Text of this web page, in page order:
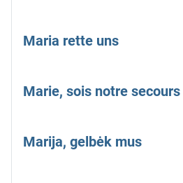
Maria rette uns
Marie, sois notre secours
Marija, gelbėk mus